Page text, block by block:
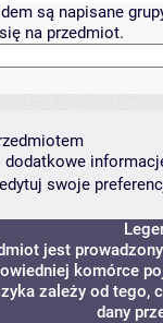
są napisane
na przedmiot.
dodatkowe
swoje
jest
komórce
zależy od tego,
dany